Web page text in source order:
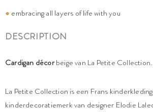
● embracing all layers of life with you
DESCRIPTION
Cardigan décorbeige van La Petite Collection.
La Petite Collection is een Frans
kinderdecoratiemerk van designer Elodie